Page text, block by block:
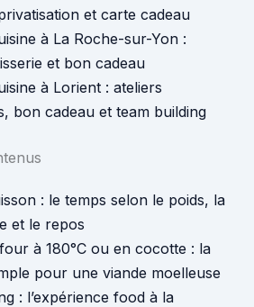
et carte cadeau
à La Roche-sur-Yon :
et bon cadeau
à Lorient : ateliers
bon cadeau et team building
: le temps selon le poids, la
et le repos
à 180°C ou en cocotte : la
pour une viande moelleuse
: l’expérience food à la